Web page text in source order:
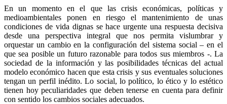
En un momento en el que las crisis económicas, políticas y
medioambientales ponen en riesgo el mantenimiento de unas
condiciones de vida dignas se hace urgente una respuesta decisiva
desde una perspectiva integral que nos permita vislumbrar y
orquestar un cambio en la configuración del sistema social – en el
que sea posible un futuro razonable para todos sus miembros -. La
sociedad de la información y las posibilidades técnicas del actual
modelo económico hacen que esta crisis y sus eventuales soluciones
tengan un perfil inédito. Lo social, lo político, lo ético y lo estético
tienen hoy peculiaridades que deben tenerse en cuenta para definir
con sentido los cambios sociales adecuados.